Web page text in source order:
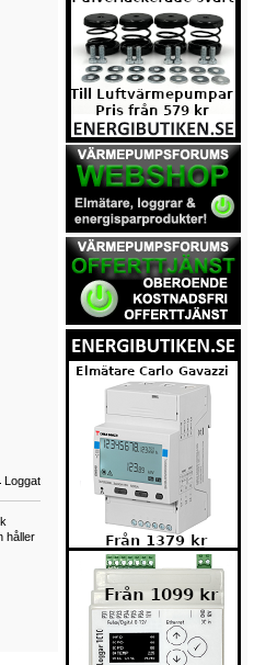
Loggat
håller